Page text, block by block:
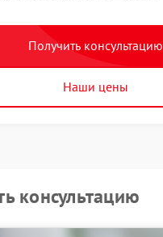
Получить консультацию
Наши цены
консультацию